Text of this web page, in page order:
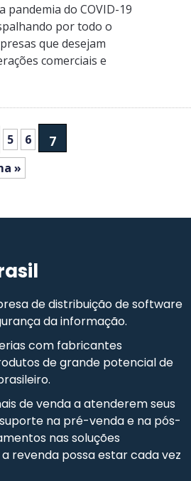
pandemia do COVID-19
por todo o
que desejam
comerciais e
5 6 7
»
de distribuição de software
da informação.
com fabricantes
de grande potencial de
de venda a atenderem seus
na pré-venda e na pós-
nas soluções
revenda possa estar cada vez